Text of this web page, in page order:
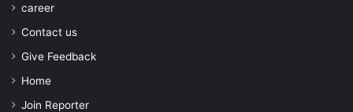
career
Contact us
Give Feedback
Home
Join Reporter